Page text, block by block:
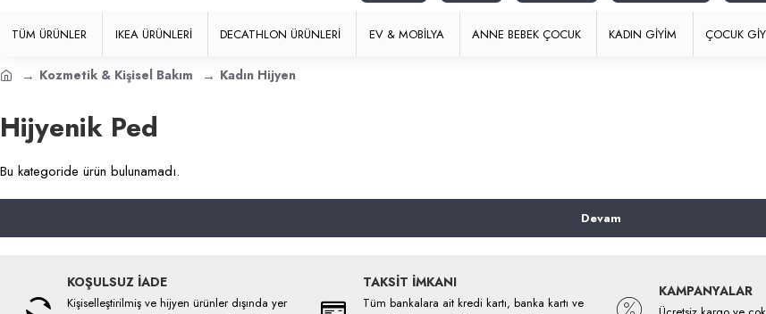
TÜM ÜRÜNLER IKEA ÜRÜNLERI DECATHLON ÜRÜNLERI EV & MOBILYA ANNE BEBEK ÇOCUK KADIN GIYIM ÇOCUK
Kozmetik & Kişisel Bakım Kadın Hijyen
Hijyenik Ped
Bu kategoride ürün bulunamadı.
Devam
KOŞULSUZ İADE
Kişiselleştirilmiş ve hijyen ürünler dışında yer
TAKSİT İMKANI
Tüm bankalara ait kredi kartı, banka kartı ve
KAMPANYALAR